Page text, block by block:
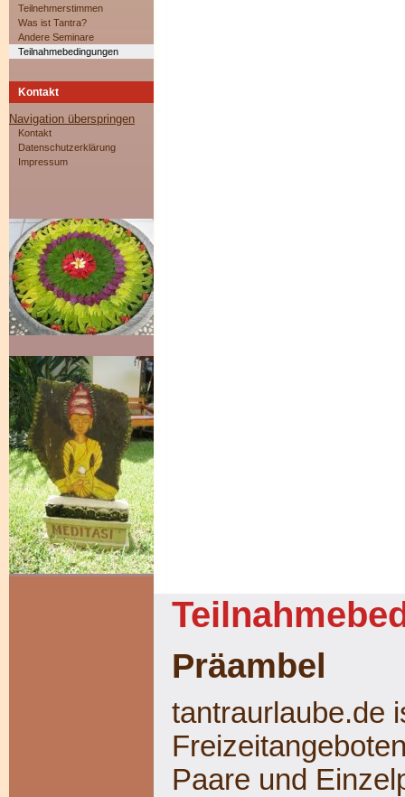
Teilnehmerstimmen
Was ist Tantra?
Andere Seminare
Teilnahmebedingungen
Kontakt
Navigation überspringen
Kontakt
Datenschutzerklärung
Impressum
Präambel
tantraurlaube.de
Paare und